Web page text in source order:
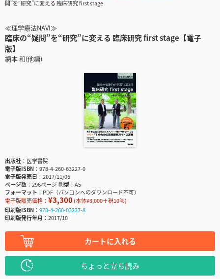
問”を“研究”に変える 臨床研究 first stage
≪理学療法NAVI≫
臨床の“疑問”を“研究”に変える 臨床研究 first stage【電子
版】
網本 和(他編)
出版社
医学書院
電子版ISBN
978-4-260-63227-0
電子版発売日
2017/11/06
ページ数
296ページ判型
A5
フォーマット
PDF（パソコンへのダウンロード不可）
電子版販売価格： ¥3,300(本体¥3,000＋税10％)
印刷版ISBN
978-4-260-03227-8
印刷版発行年月
2017/10
カートに入れる
ちょっと立ち読み